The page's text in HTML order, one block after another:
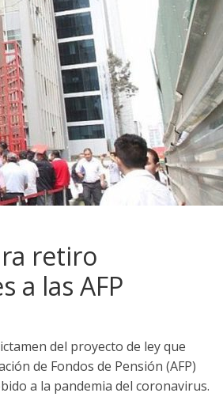
retiro
a las AFP
del proyecto de ley que
de Fondos de Pensión (AFP)
a la pandemia del coronavirus.